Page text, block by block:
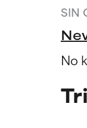
SIN
No